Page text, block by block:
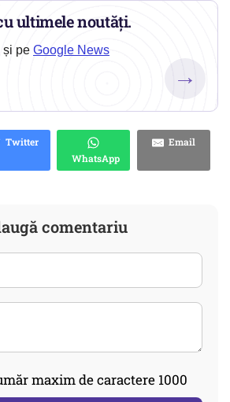
ultimele noutăți.
și pe Google News
→
Twitter
WhatsApp
Email
comentariu
maxim de caractere 1000